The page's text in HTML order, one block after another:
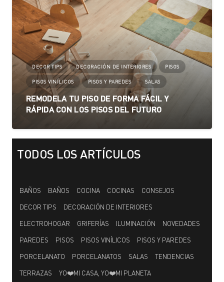
DECOR TIPS DECORACIÓN DE INTERIORES PISOS
PISOS VINÍLICOS PISOS Y PAREDES SALAS
REMODELA TU PISO DE FORMA FÁCIL Y
RÁPIDA CON LOS PISOS DEL FUTURO
TODOS LOS ARTÍCULOS
Categorías
BAÑOS BAÑOS COCINA COCINAS CONSEJOS
DECOR TIPS DECORACIÓN DE INTERIORES
ELECTROHOGAR GRIFERÍAS ILUMINACIÓN NOVEDADES
PAREDES PISOS PISOS VINÍLICOS PISOS Y PAREDES
PORCELANATO PORCELANATOS SALAS TENDENCIAS
TERRAZAS YO❤️MI CASA, YO❤️MI PLANETA